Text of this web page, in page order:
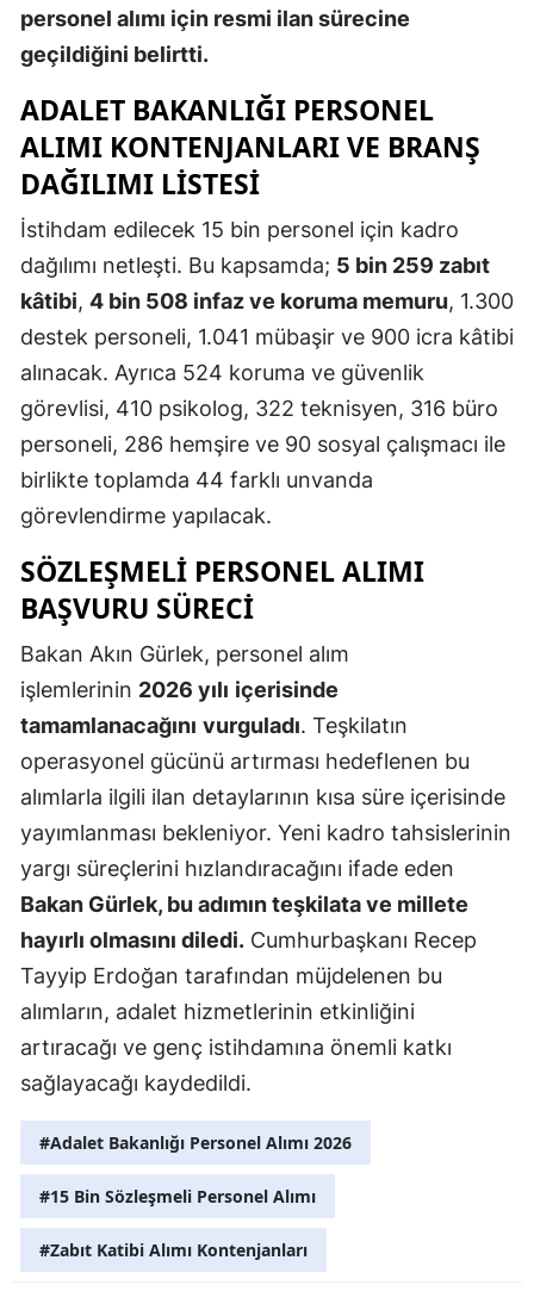
Hakkari
Isparta
Mersin
İstanbul
Kütahya
Malatya
Manisa
Muş
personel alımı için resmi ilan sürecine
geçildiğini belirtti.
ADALET BAKANLIĞI PERSONEL
ALIMI KONTENJANLARI VE BRANŞ
DAĞILIMI LISTESI
İstihdam edilecek 15 bin personel için kadro
dağılımı netleşti. Bu kapsamda; 5 bin 259 zabıt
kâtibi, 4 bin 508 infaz ve koruma memuru, 1.300
destek personeli, 1.041 mübaşir ve 900 icra kâtibi
alınacak. Ayrıca 524 koruma ve güvenlik
görevlisi, 410 psikolog, 322 teknisyen, 316 büro
personeli, 286 hemşire ve 90 sosyal çalışmacı ile
birlikte toplamda 44 farklı unvanda
görevlendirme yapılacak.
SÖZLEŞMELI PERSONEL ALIMI
BAŞVURU SÜRECI
Bakan Akın Gürlek, personel alım
işlemlerinin 2026 yılı içerisinde
tamamlanacağını vurguladı. Teşkilatın
operasyonel gücünü artırması hedeflenen bu
alımlarla ilgili ilan detaylarının kısa süre içerisinde
yayımlanması bekleniyor. Yeni kadro tahsislerinin
yargı süreçlerini hızlandıracağını ifade eden
Bakan Gürlek, bu adımın teşkilata ve millete
hayırlı olmasını diledi. Cumhurbaşkanı Recep
Tayyip Erdoğan tarafından müjdelenen bu
alımların, adalet hizmetlerinin etkinliğini
artıracağı ve genç istihdamına önemli katkı
sağlayacağı kaydedildi.
#Adalet Bakanlığı Personel Alımı 2026
#15 Bin Sözleşmeli Personel Alımı
#Zabıt Katibi Alımı Kontenjanları